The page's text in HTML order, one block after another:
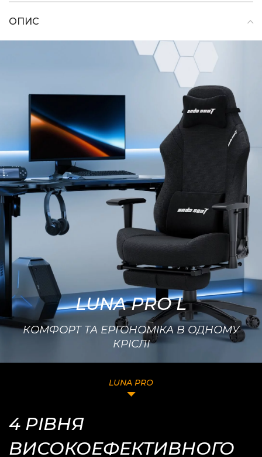
ОПИС
LUNA PRO L
КОМФОРТ ТА ЕРГОНОМІКА В ОДНОМУ
КРІСЛІ
LUNA PRO
4 РІВНЯ
ВИСОКОЕФЕКТИВНОГО